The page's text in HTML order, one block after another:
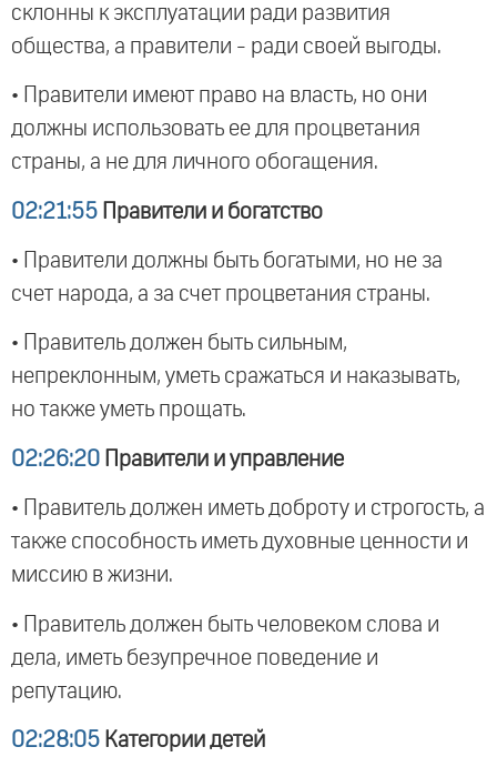
склонны к эксплуатации ради развития
общества, а правители - ради своей выгоды.
• Правители имеют право на власть, но они
должны использовать ее для процветания
страны, а не для личного обогащения.
02:21:55 Правители и богатство
• Правители должны быть богатыми, но не за
счет народа, а за счет процветания страны.
• Правитель должен быть сильным,
непреклонным, уметь сражаться и наказывать,
но также уметь прощать.
02:26:20 Правители и управление
• Правитель должен иметь доброту и строгость, а
также способность иметь духовные ценности и
миссию в жизни.
• Правитель должен быть человеком слова и
дела, иметь безупречное поведение и
репутацию.
02:28:05 Категории детей